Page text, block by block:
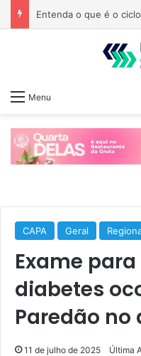
Menu
CAPA Geral
Exame
diabetes
Paredão no
11 de julho de 2025 Última